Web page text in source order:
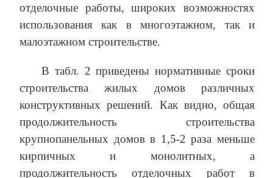
отделочные работы, широких возможностях
использования как в многоэтажном, так и
малоэтажном строительстве.
В табл. 2 приведены нормативные сроки
строительства жилых домов различных
конструктивных решений. Как видно, общая
продолжительность строительства
крупнопанельных домов в 1,5-2 раза меньше
кирпичных и монолитных, а
продолжительность отделочных работ в